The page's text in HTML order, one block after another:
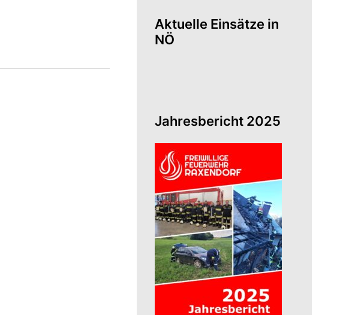
Aktuelle Einsätze in
NÖ
Jahresbericht 2025